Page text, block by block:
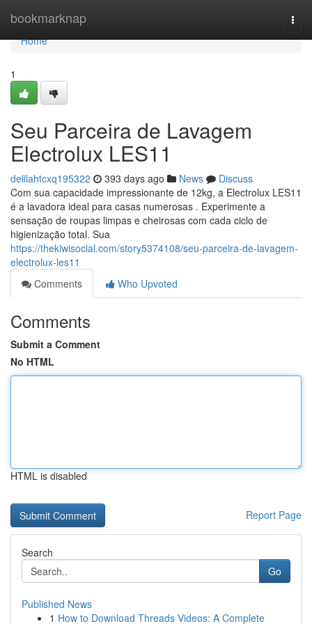
bookmarknap
Home
Home
1
Seu Parceira de Lavagem
Electrolux LES11
delilahtcxq195322 393 days ago News
Discuss
Com sua capacidade impressionante de 12kg, a Electrolux LES11
é a lavadora ideal para casas numerosas . Experimente a
sensação de roupas limpas e cheirosas com cada ciclo de
higienização total. Sua
https://thekiwisocial.com/story5374108/seu-parceira-de-lavagem-
electrolux-les11
Comments
Who Upvoted
Comments
Submit a Comment
No HTML
HTML is disabled
Report Page
Search
Go
Published News
1 How to Download Threads Videos: A Complete